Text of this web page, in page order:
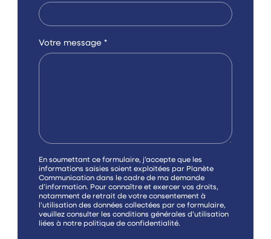
Votre message *
C
a
s
e
s
à
c
o
En soumettant ce formulaire, j’accepte que les
informations saisies soient exploitées par Planète
Communication dans le cadre de ma demande
d’information. Pour connaître et exercer vos droits,
notamment de retrait de votre consentement à
l’utilisation des données collectées par ce formulaire,
veuillez consulter les conditions générales d’utilisation
liées à notre politique de confidentialité.